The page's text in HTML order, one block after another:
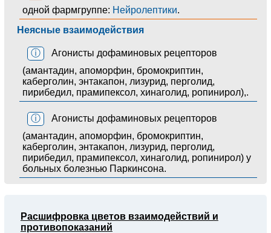
одной фармгруппе: Нейролептики.
Неясные взаимодействия
ⓘ
Агонисты дофаминовых рецепторов
(амантадин, апоморфин, бромокриптин,
каберголин, энтакапон, лизурид, перголид,
пирибедил, прамипексол, хинаголид, ропинирол),.
ⓘ
Агонисты дофаминовых рецепторов
(амантадин, апоморфин, бромокриптин,
каберголин, энтакапон, лизурид, перголид,
пирибедил, прамипексол, хинаголид, ропинирол) у
больных болезнью Паркинсона.
Расшифровка цветов взаимодействий и
противопоказаний